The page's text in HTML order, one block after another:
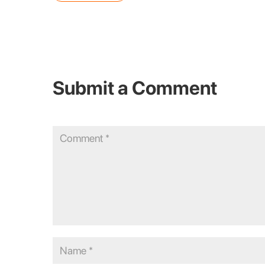
Submit a Comment